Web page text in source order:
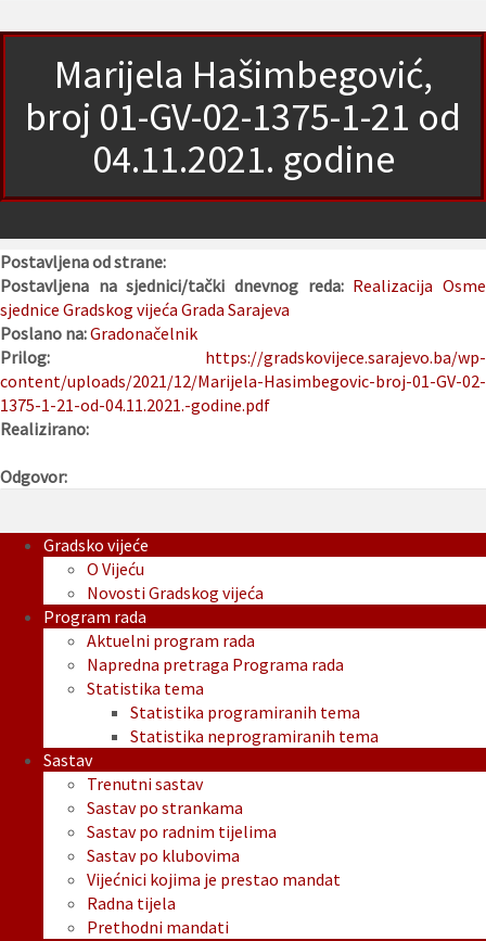
Marijela Hašimbegović,
broj 01-GV-02-1375-1-21 od
04.11.2021. godine
Postavljena od strane:
Postavljena na sjednici/tački dnevnog reda: Realizacija Osme
sjednice Gradskog vijeća Grada Sarajeva
Poslano na:Gradonačelnik
Prilog: https://gradskovijece.sarajevo.ba/wp-
content/uploads/2021/12/Marijela-Hasimbegovic-broj-01-GV-02-
1375-1-21-od-04.11.2021.-godine.pdf
Realizirano:
Odgovor:
Gradsko vijeće
O Vijeću
Novosti Gradskog vijeća
Program rada
Aktuelni program rada
Napredna pretraga Programa rada
Statistika tema
Statistika programiranih tema
Statistika neprogramiranih tema
Sastav
Trenutni sastav
Sastav po strankama
Sastav po radnim tijelima
Sastav po klubovima
Vijećnici kojima je prestao mandat
Radna tijela
Prethodni mandati